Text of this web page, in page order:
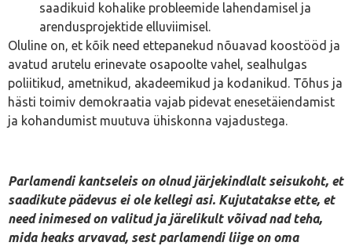
saadikuid kohalike probleemide lahendamisel ja
arendusprojektide elluviimisel.
Oluline on, et kõik need ettepanekud nõuavad koostööd ja
avatud arutelu erinevate osapoolte vahel, sealhulgas
poliitikud, ametnikud, akadeemikud ja kodanikud. Tõhus ja
hästi toimiv demokraatia vajab pidevat enesetäiendamist
ja kohandumist muutuva ühiskonna vajadustega.
Parlamendi kantseleis on olnud järjekindlalt seisukoht, et
saadikute pädevus ei ole kellegi asi. Kujutatakse ette, et
need inimesed on valitud ja järelikult võivad nad teha,
mida heaks arvavad, sest parlamendi liige on oma